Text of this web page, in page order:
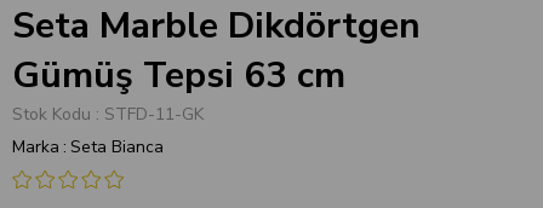
Seta Marble Dikdörtgen
Gümüş Tepsi 63 cm
Stok Kodu
STFD-11-GK
Marka : Seta Bianca